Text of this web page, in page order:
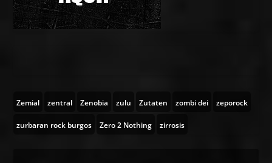
Zemial zentral Zenobia zulu Zutaten zombi dei zeporock
zurbaran rock burgos Zero 2 Nothing zirrosis